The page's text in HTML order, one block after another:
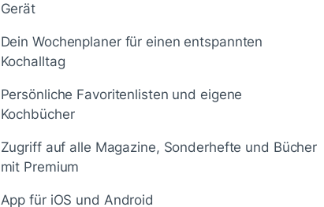
Gerät
Dein Wochenplaner für einen entspannten
Kochalltag
Persönliche Favoritenlisten und eigene
Kochbücher
Zugriff auf alle Magazine, Sonderhefte und Bücher
mit Premium
App für iOS und Android